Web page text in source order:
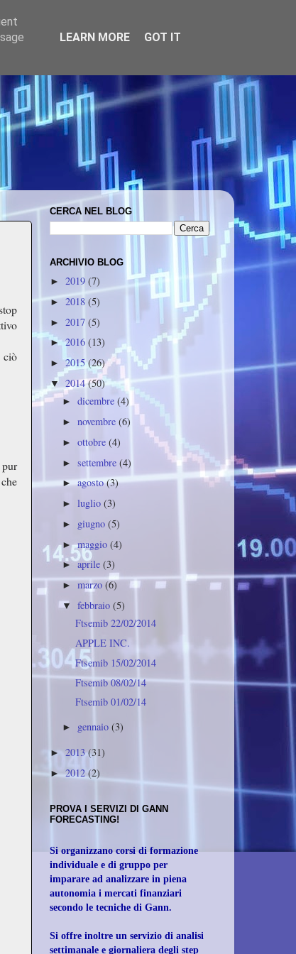
ciò
CERCA NEL BLOG
ARCHIVIO BLOG
► 2019 (7)
► 2018 (5)
► 2017 (5)
►2016 (13)
►2015(26)
▼ 2014(50)
►dicembre(4)
►novembre(6)
►ottobre(4)
►settembre(4)
►agosto(3)
►luglio(3)
► giugno(5)
►maggio(4)
►aprile(3)
►marzo(6)
▼febbraio(5)
Ftsemib 22/02/2014
APPLE INC.
Ftsemib 15/02/2014
Ftsemib 08/02/14
Ftsemib 01/02/14
► gennaio(3)
►2013(31)
►2012 (2)
PROVA I SERVIZI DI GANN
FORECASTING!
Si organizzano corsi di formazione
individuale e di gruppo per
imparare ad analizzare in piena
autonomia i mercati finanziari
secondo le tecniche di Gann.
Si offre inoltre un servizio di analisi
settimanale e giornaliera degli step
LEARN MORE GOT IT